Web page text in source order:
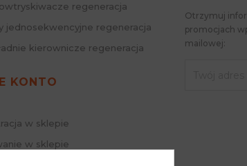
regeneracja
jednosekwencyjne regeneracja
kierownicze regeneracja
KONTO
w sklepie
w sklepie
Otrzymuj
promocjach
mailowej: